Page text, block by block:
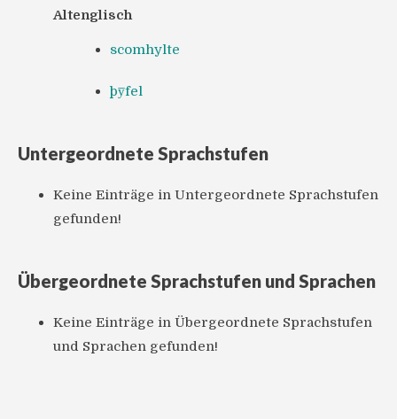
Altenglisch
scomhylte
þy̅fel
Untergeordnete Sprachstufen
Keine Einträge in Untergeordnete Sprachstufen
gefunden!
Übergeordnete Sprachstufen und Sprachen
Keine Einträge in Übergeordnete Sprachstufen
und Sprachen gefunden!